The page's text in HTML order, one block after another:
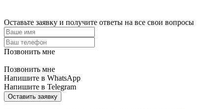
Оставьте заявку и получите ответы на все свои вопросы
Позвонить мне
Позвонить мне
Напишите в WhatsApp
Напишите в Telegram
Оставить заявку